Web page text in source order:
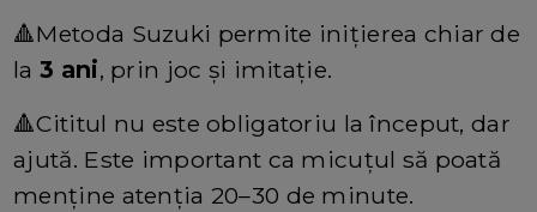
🔺Metoda Suzuki permite inițierea chiar de
la3 ani, prin joc și imitație.
🔺Cititul nu este obligatoriu la început, dar
ajută. Este important ca micuțul să poată
menține atenția 20–30 de minute.